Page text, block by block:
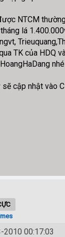
NTCM
lá
TK của HDQ
nhé
sẽ cập nhật vào
2010 00:17:03